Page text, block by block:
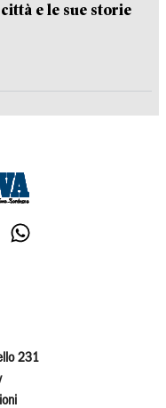
e le sue storie
231